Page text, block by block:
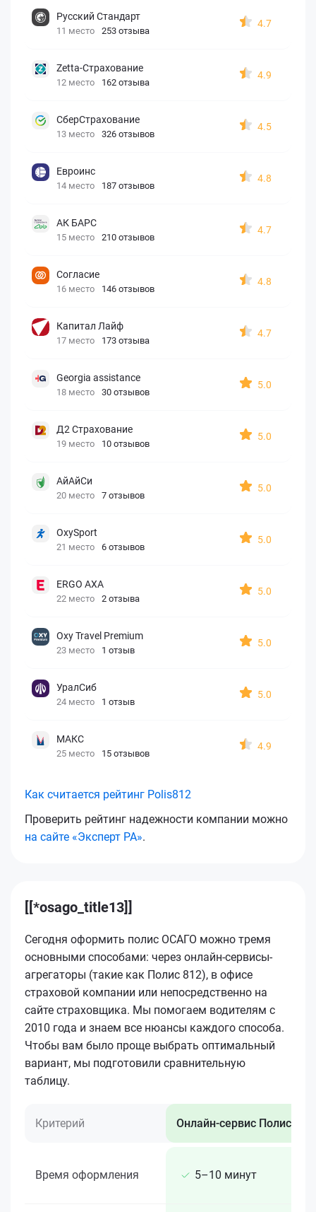
Русский Стандарт
11 место 253 отзыва
4.7
Zetta-Страхование
12 место 162 отзыва
4.9
СберСтрахование
13 место 326 отзывов
4.5
Евроинс
14 место 187 отзывов
4.8
АК БАРС
15 место 210 отзывов
4.7
Согласие
16 место 146 отзывов
4.8
Капитал Лайф
17 место 173 отзыва
4.7
Georgia assistance
18 место 30 отзывов
5.0
Д2 Страхование
19 место 10 отзывов
5.0
АйАйСи
20 место 7 отзывов
5.0
OxySport
21 место 6 отзывов
5.0
ERGO AXA
22 место 2 отзыва
5.0
Oxy Travel Premium
23 место 1 отзыв
5.0
УралСиб
24 место 1 отзыв
5.0
МАКС
25 место 15 отзывов
4.9
Как считается рейтинг Polis812
Проверить рейтинг надежности компании можно
на сайте «Эксперт РА».
[[*osago_title13]]
Сегодня оформить полис ОСАГО можно тремя
основными способами: через онлайн-сервисы-
агрегаторы (такие как Полис 812), в офисе
страховой компании или непосредственно на
сайте страховщика. Мы помогаем водителям с
2010 года и знаем все нюансы каждого способа.
Чтобы вам было проще выбрать оптимальный
вариант, мы подготовили сравнительную
таблицу.
Критерий Онлайн-сервис Полис 812
Время оформления 5–10 минут